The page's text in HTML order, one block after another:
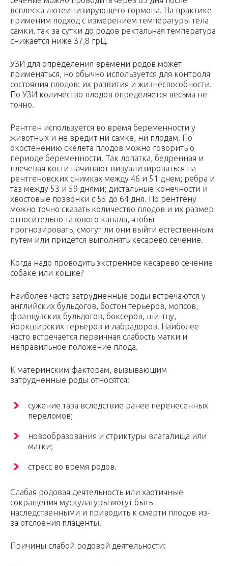
всплеска лютеинизирующего гормона. На практике
применим подход с измерением температуры тела
самки, так за сутки до родов ректальная температура
снижается ниже 37,8 грЦ.
УЗИ для определения времени родов может
применяться, но обычно используется для контроля
состояния плодов: их развития и жизнеспособности.
По УЗИ количество плодов определяется весьма не
точно.
Рентген используется во время беременности у
животных и не вредит ни самке, ни плодам. По
окостенению скелета плодов можно говорить о
периоде беременности. Так лопатка, бедренная и
плечевая кости начинают визуализироваться на
рентгеновских снимках между 46 и 51 днем; ребра и
таз между 53 и 59 днями; дистальные конечности и
хвостовые позвонки с 55 до 64 дня. По рентгену
можно точно сказать количество плодов и их размер
относительно тазового канала, чтобы
прогнозировать, смогут ли они выйти естественным
путем или придется выполнять кесарево сечение.
Когда надо проводить экстренное кесарево сечение
собаке или кошке?
Наиболее часто затрудненные роды встречаются у
английских бульдогов, бостон терьеров, мопсов,
французских бульдогов, боксеров, ши-тцу,
йоркширских терьеров и лабрадоров. Наиболее
часто встречается первичная слабость матки и
неправильное положение плода.
К материнским факторам, вызывающим
затрудненные роды относятся:
сужение таза вследствие ранее перенесенных
переломов;
новообразования и стриктуры влагалища или
матки;
стресс во время родов.
Слабая родовая деятельность или хаотичные
сокращения мускулатуры могут быть
наследственными и приводить к смерти плодов из-
за отслоения плаценты.
Причины слабой родовой деятельности: